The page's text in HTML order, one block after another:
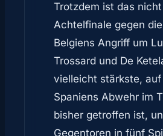
Trotzdem ist das
Achtelfinale gegen
Belgiens Angriff um
Trossard und De
vielleicht stärkste, auf
Spaniens Abwehr im
bisher getroffen ist,
Gegentoren in fünf